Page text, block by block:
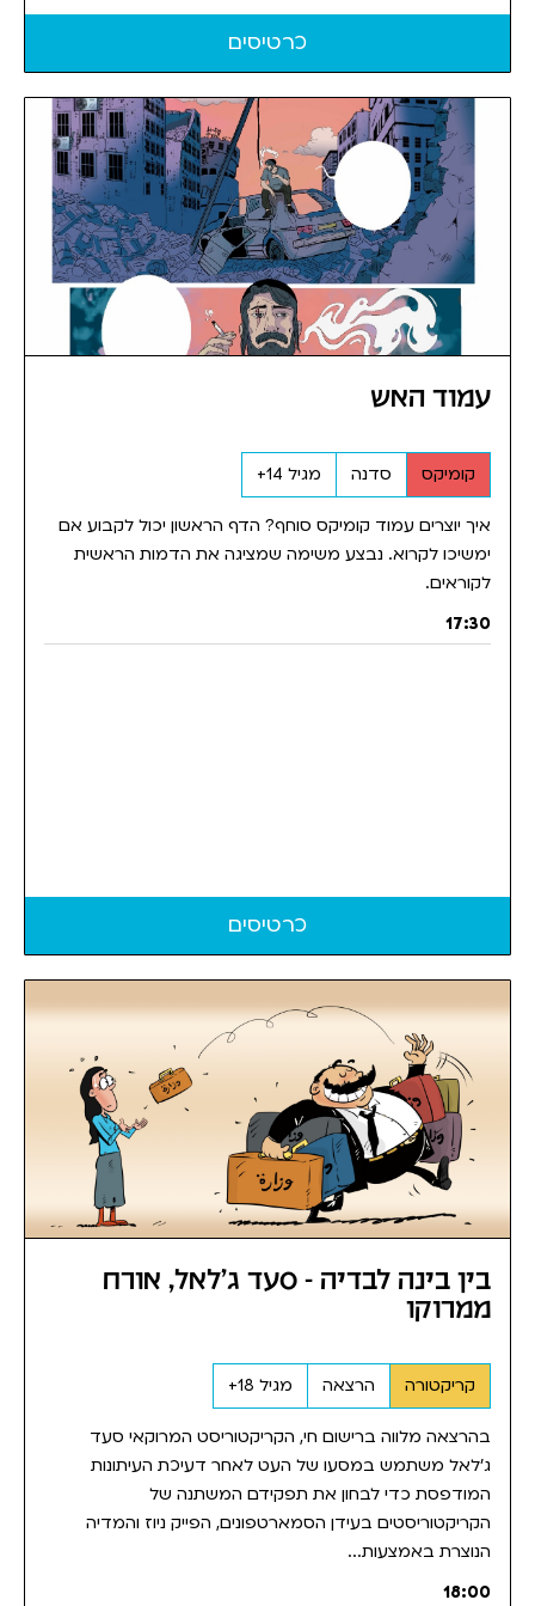
כרטיסים
עמוד האש
קומיקס סדנה מגיל 14+
איך יוצרים עמוד קומיקס סוחף? הדף הראשון יכול לקבוע אם
ימשיכו לקרוא. נבצע משימה שמציגה את הדמות הראשית
לקוראים.
17:30
כרטיסים
בין בינה לבדיה - סעד ג'לאל, אורח
ממרוקו
קריקטורה הרצאה מגיל 18+
בהרצאה מלווה ברישום חי, הקריקטוריסט המרוקאי סעד
ג'לאל משתמש במסעו של העט לאחר דעיכת העיתונות
המודפסת כדי לבחון את תפקידם המשתנה של
הקריקטוריסטים בעידן הסמארטפונים, הפייק ניוז והמדיה
הנוצרת באמצעות...
18:00